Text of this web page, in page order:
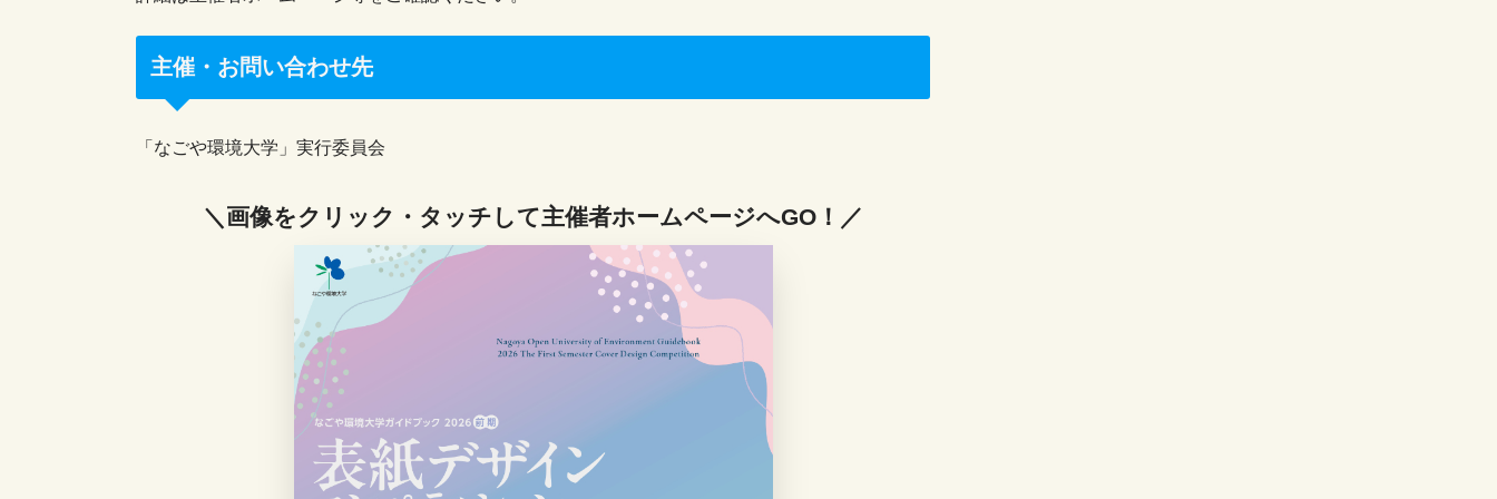
主催・お問い合わせ先
「なごや環境大学」実行委員会
＼画像をクリック・タッチして主催者ホームページへGO！／